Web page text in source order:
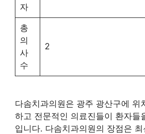
자
총
의
사
수
2
다솜치과의원은 광주 광산구에 위
하고 전문적인 의료진들이 환자들
입니다. 다솜치과의원의 장점은